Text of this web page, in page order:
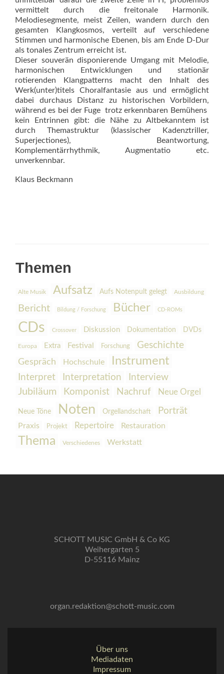
vermittelt durch die freitonale Harmonik.
Melodiesegmente, meist Zeilen, wandern durch den
gesamten Klangkosmos, verteilt auf verschiedene
Stimmen und harmonische Ebenen, bis am Ende D-Dur
als tonales Zentrum erreicht ist.
Dieser souverän disponierende Umgang mit Melodie,
harmonischen Entwicklungen und stationär
rotierenden Klangpatterns macht den Inhalt des
Werk(unter)titels Choralfantasie aus und ermöglicht
dabei durchaus Distanz zu historischen Vorbildern,
während es bei der Fuge  trotz erkennbaren Bemühens 
kein Entrinnen gibt: die Nähe zu Altbekanntem ist
durch Themastruktur (klassischer Kadenztriller,
Superjectiones), Beantwortung,
Komplementärrhythmik, Aug­mentatio etc.
unverkennbar.
Klaus Beckmann
Themen
Alte Musik Aufsatz Aufs Notenpult gelegt Ausbildung
Bericht Bildung / Forschung Bücher CD-ROMs
CDs Crossover Diskussion Dokumentation DVDs
Europa Extra Festival Forschung Geschichte
Gespräch Hochschule Instrument
Interpret Interpretation
Interview
Jubiläum
Komponist Nachruf Neue Orgel
Neue Töne Noten Orgellandschaft Porträt
Praxis Projekt Repertoire Restauration
Thema Verschiedenes Werkstatt
SCHOTT MUSIC GmbH & Co KG
Weihergarten 5
D-55116 Mainz
organ.redaktion@schott-music.com
Über uns
Mediadaten
Impressum